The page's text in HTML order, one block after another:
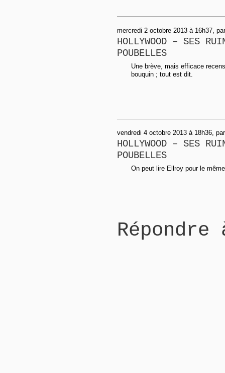
mercredi 2 octobre 2013 à 16h37,
HOLLYWOOD – SES
POUBELLES
Une brève, mais efficace
bouquin ; tout est dit.
vendredi 4 octobre 2013 à 18h36,
HOLLYWOOD – SES
POUBELLES
On peut lire Ellroy pour le